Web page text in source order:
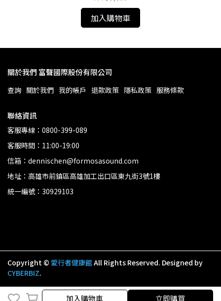
加入購物車 立即購買
加入購物車
關於我們 富聲國際股份有限公司
查詢 關於我們 我的帳戶 退款政策 隱私政策 服務條款
聯絡資訊
客服專線：0800-399-089
客服時間：11:00-19:00
信箱：dennischen@formosasound.com
地址：高雄市前鎮區高雄加工出口區東九街3號1樓
統一編號：30929103
Copyright © 愛行者健康館All Rights Reserved. Designed by
CYBERBIZ.